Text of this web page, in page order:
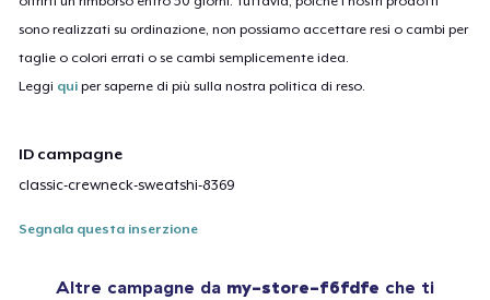
sono realizzati su ordinazione, non possiamo accettare resi o cambi per
taglie o colori errati o se cambi semplicemente idea.
Leggi qui per saperne di più sulla nostra politica di reso.
ID campagne
classic-crewneck-sweatshi-8369
Segnala questa inserzione
Altre campagne da my-store-f6fdfe che ti